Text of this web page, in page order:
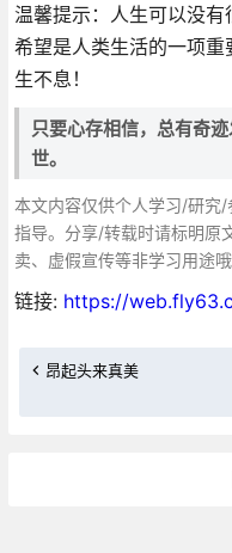
温馨提示：人生可以没有
希望是人类生活的一项
生不息！
只要心存相信，总有奇
世。
本文内容仅供个人学习/研究
指导。分享/转载时请标明原
卖、虚假宣传等非学习用途
链接: https://
昂起头来真美